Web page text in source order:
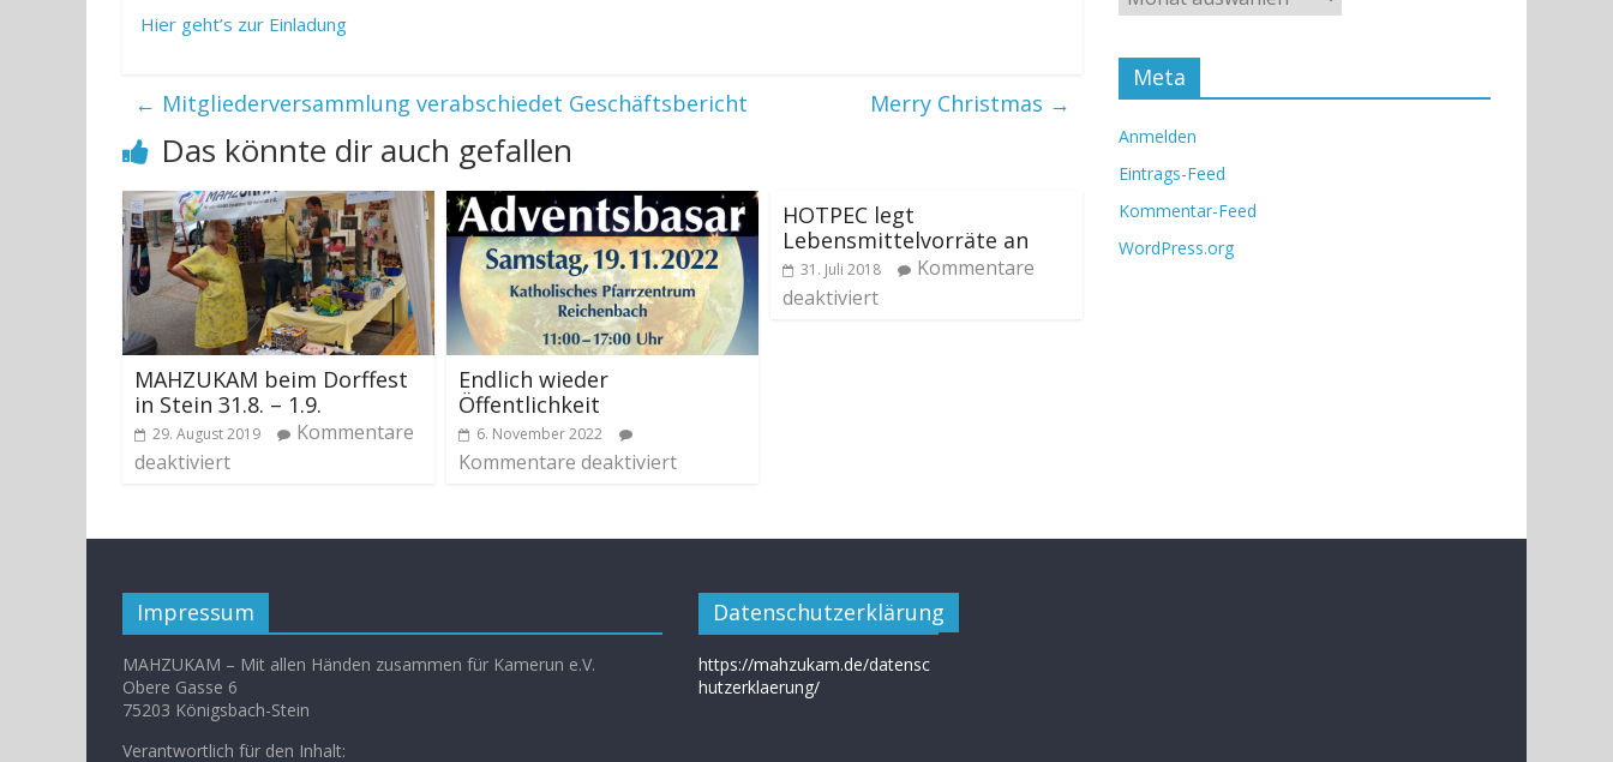
Hier geht’s zur Einladung
← Mitgliederversammlung verabschiedet Geschäftsbericht Merry Christmas →
Das könnte dir auch gefallen
MAHZUKAM beim Dorffest
in Stein 31.8. – 1.9.
29. August 2019
Kommentare
deaktiviert
Endlich wieder
Öffentlichkeit
6. November 2022
Kommentare deaktiviert
HOTPEC legt
Lebensmittelvorräte an
31. Juli 2018
Kommentare
deaktiviert
Meta
Anmelden
Eintrags-Feed
Kommentar-Feed
WordPress.org
Impressum
MAHZUKAM – Mit allen Händen zusammen für Kamerun e.V.
Obere Gasse 6
75203 Königsbach-Stein
Verantwortlich für den Inhalt:
Datenschutzerklärung
https://mahzukam.de/datensc
hutzerklaerung/